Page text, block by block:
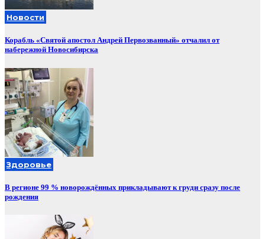
Новости
Корабль «Святой апостол Андрей Первозванный» отчалил от
набережной Новосибирска
Здоровье
В регионе 99 % новорождённых прикладывают к груди сразу после
рождения